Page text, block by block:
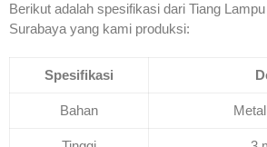
Berikut adalah spesifikasi dari Tiang
Surabaya yang kami produksi:
Spesifikasi
Bahan